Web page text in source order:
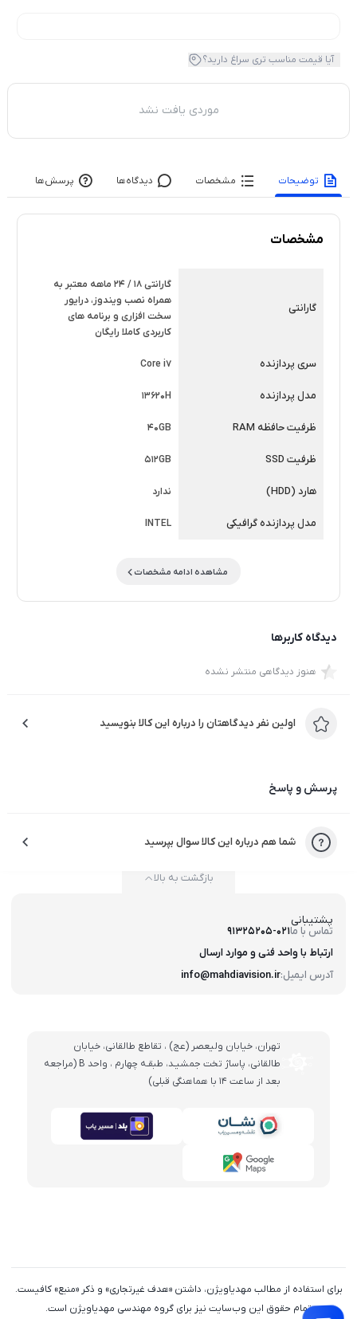
آیا قیمت مناسب تری سراغ دارید؟
موردی یافت نشد
توضیحات مشخصات دیدگاه‌ها پرسش‌ها
مشخصات
گارانتی
گارانتی 18 / 24 ماهه معتبر به
همراه نصب ویندوز، درایور
سخت افزاری و برنامه های
کاربردی کاملا رایگان
سری پردازنده Core i7
مدل پردازنده 13620H
ظرفیت حافظه RAM 40GB
ظرفیت SSD 512GB
هارد (HDD) ندارد
مدل پردازنده گرافیکی INTEL
مشاهده ادامه مشخصات
دیدگاه کاربرها
هنوز دیدگاهی منتشر نشده
اولین نفر دیدگاهتان را درباره این کالا بنویسید
پرسش و پاسخ
شما هم درباره این کالا سوال بپرسید
پشتیبانی
تماس با ما91325205-021
آدرس ایمیل:info@mahdiavision.ir
ارتباط با واحد فنی و موارد ارسال
بازگشت به بالا
تهران، خيابان وليعصر (عج) ، تقاطع طالقانی، خيابان
طالقانی، پاساژ تخت جمشيـد، طبقـه چهارم ، واحد B (مراجعه
بعد از ساعت 14 با هماهنگی قبلی)
برای استفاده از مطالب مهدیاویژن، داشتن «هدف غیرتجاری» و ذکر «منبع» کافیست.
تمام حقوق اين وب‌سايت نیز برای گروه مهندسی مهدیاویژن است.